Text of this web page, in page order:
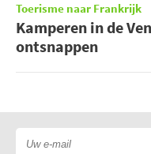
Toerisme naar Frankrijk
Kamperen in de
ontsnappen